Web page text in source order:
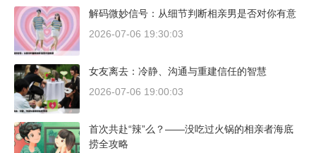
解码微妙信号：从细节判断相亲男是否对你有意
2026-07-06 19:30:03
女友离去：冷静、沟通与重建信任的智慧
2026-07-06 19:00:03
首次共赴“辣”么？——没吃过火锅的相亲者海底
捞全攻略